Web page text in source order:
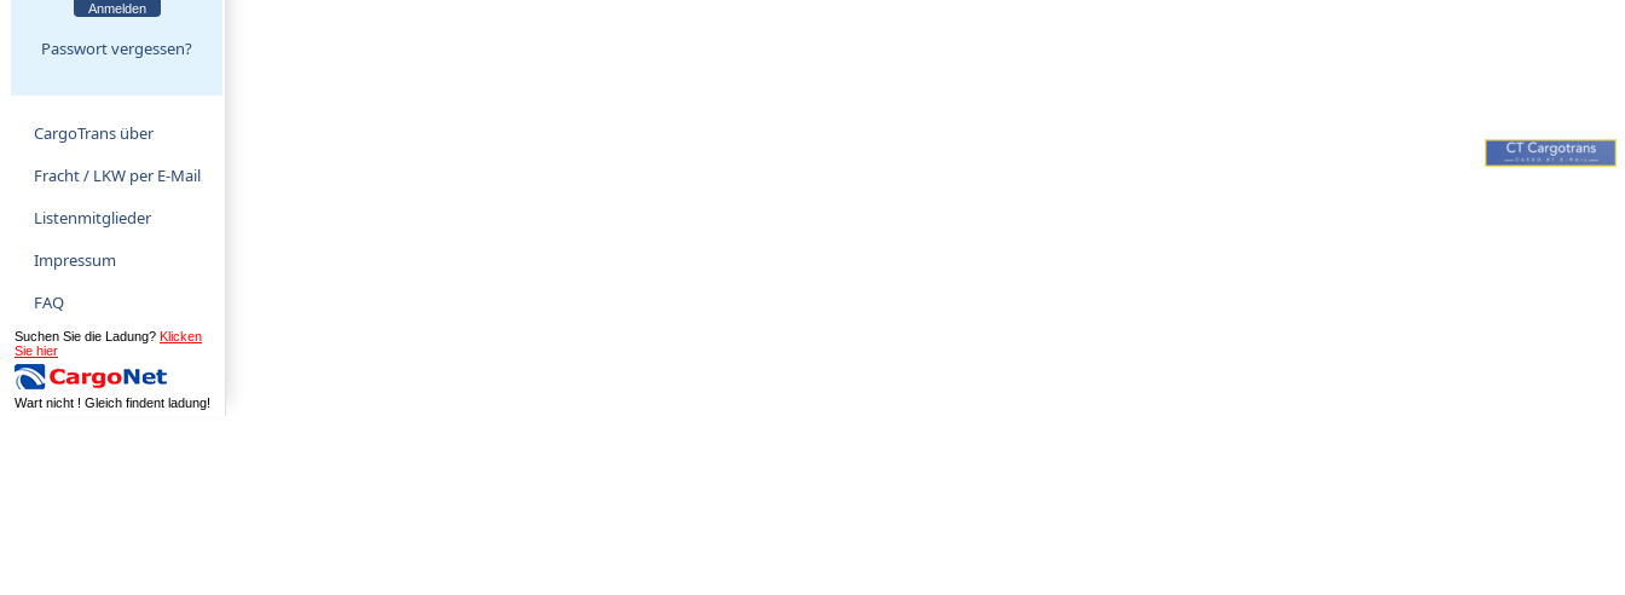
Passwort vergessen?
CargoTrans über
Fracht / LKW per E-Mail
Listenmitglieder
Impressum
FAQ
Suchen Sie die Ladung? Klicken
Sie hier
Wart nicht ! Gleich findent ladung!